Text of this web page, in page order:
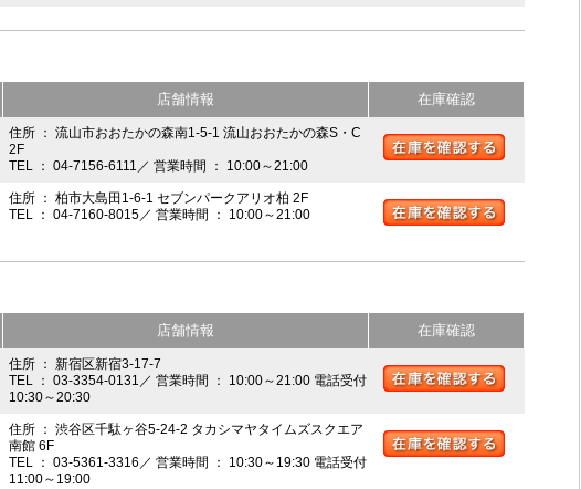
店舗情報 在庫確認
住所 ： 流山市おおたかの森南1-5-1 流山おおたかの森S・C
2F
TEL ： 04-7156-6111／ 営業時間 ： 10:00～21:00
住所 ： 柏市大島田1-6-1 セブンパークアリオ柏 2F
TEL ： 04-7160-8015／ 営業時間 ： 10:00～21:00
店舗情報 在庫確認
住所 ： 新宿区新宿3-17-7
TEL ： 03-3354-0131／ 営業時間 ： 10:00～21:00 電話受付
10:30～20:30
住所 ： 渋谷区千駄ヶ谷5-24-2 タカシマヤタイムズスクエア
南館 6F
TEL ： 03-5361-3316／ 営業時間 ： 10:30～19:30 電話受付
11:00～19:00